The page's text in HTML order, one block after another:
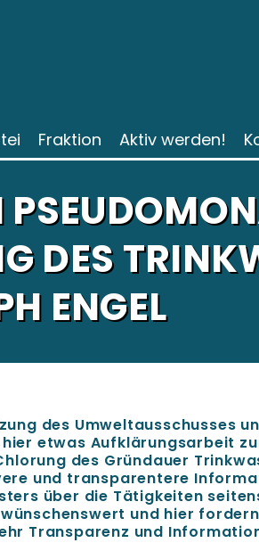
Fraktion Aktiv werden!
DES
ENGEL
des Umweltausschusses
etwas Aufklärungsarbeit
des Gründauer
und transparentere
über die Tätigkeiten
und hier
Transparenz und